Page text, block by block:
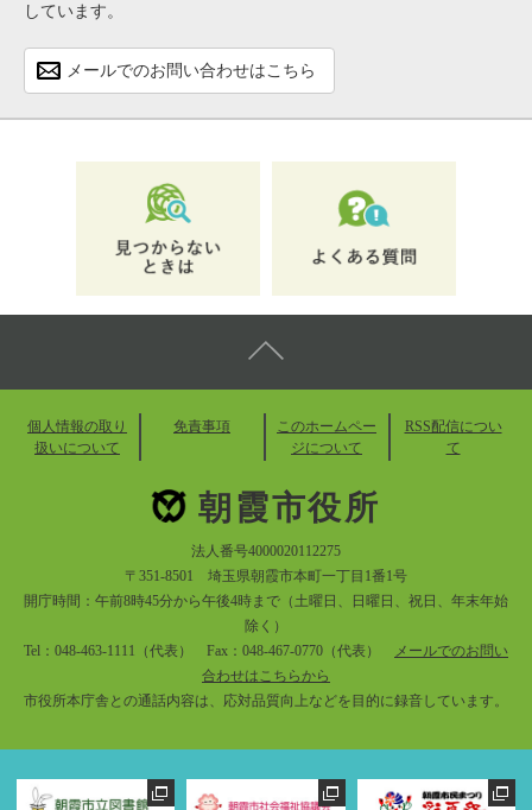
しています。
メールでのお問い合わせはこちら
個人情報の取り
扱いについて
免責事項
このホームペー
ジについて
RSS配信につい
て
朝霞市役所
法人番号4000020112275
〒351-8501 埼玉県朝霞市本町一丁目1番1号
開庁時間：午前8時45分から午後4時まで（土曜日、日曜日、祝日、年末年始
除く）
Tel：048-463-1111（代表） Fax：048-467-0770（代表）
メールでのお問い
合わせはこちらから
市役所本庁舎との通話内容は、応対品質向上などを目的に録音しています。